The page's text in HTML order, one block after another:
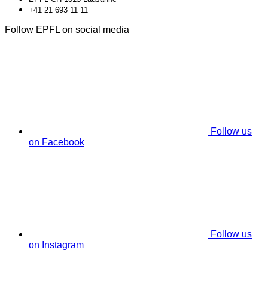
+41 21 693 11 11
Follow EPFL on social media
Follow us
on Facebook
Follow us
on Instagram